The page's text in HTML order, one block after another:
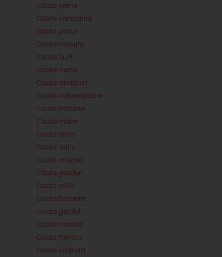
Cauta oferte
Cauta constanta
Cauta paturi
Cauta masuta
Cauta hu?i
Cauta metal
Cauta abalasei
Cauta automatizare
Cauta batante
Cauta motor
Cauta arad
Cauta zidite
Cauta craiova
Cauta garduri
Cauta p067
Cauta batante
Cauta gardul
Cauta manual
Cauta fabrica
Cauta calarasi